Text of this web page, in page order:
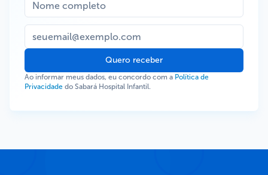
Quero receber
Ao informar meus dados, eu concordo com a Política de
Privacidade do Sabará Hospital Infantil.